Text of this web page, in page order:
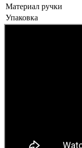
Материал ручки
Упаковка